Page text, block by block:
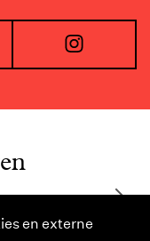
en externe
LinkedIn